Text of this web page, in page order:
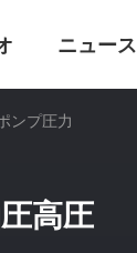
ニュース
ンプ圧力
高圧